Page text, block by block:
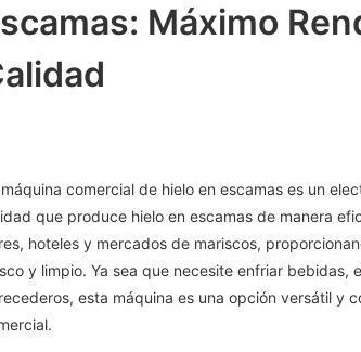
Máximo
comercial de hielo en escamas es un
que produce hielo en escamas de manera
hoteles y mercados de mariscos,
y limpio. Ya sea que necesite enfriar bebidas,
esta máquina es una opción versátil y